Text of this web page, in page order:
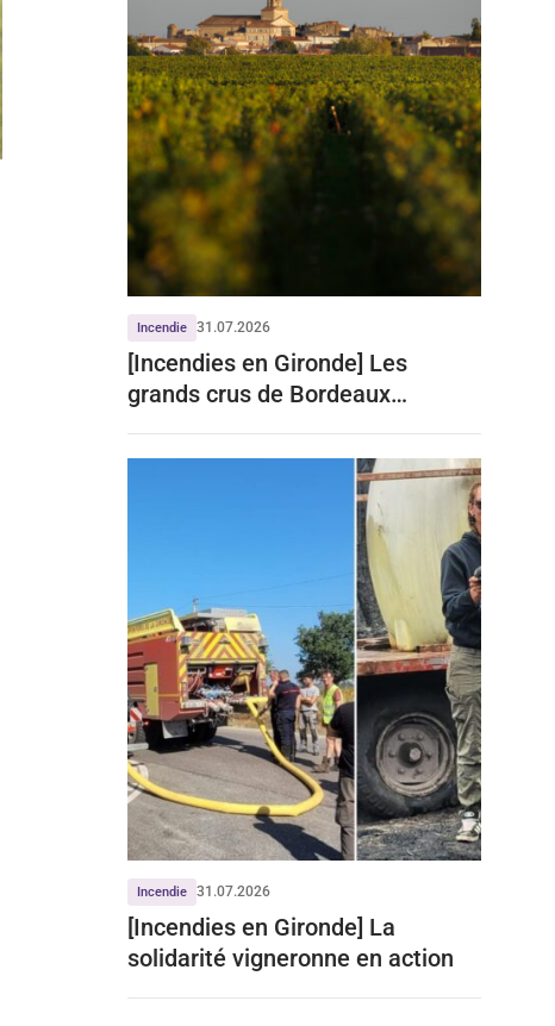
Incendie 31.07.2026
[Incendies en Gironde] Les
grands crus de Bordeaux
Incendie 31.07.2026
[Incendies en Gironde] La
solidarité vigneronne en action